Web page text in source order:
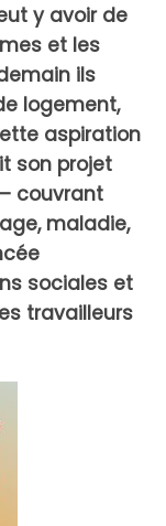
y avoir de
et les
ils
logement,
aspiration
son projet
couvrant
maladie,
sociales et
travailleurs